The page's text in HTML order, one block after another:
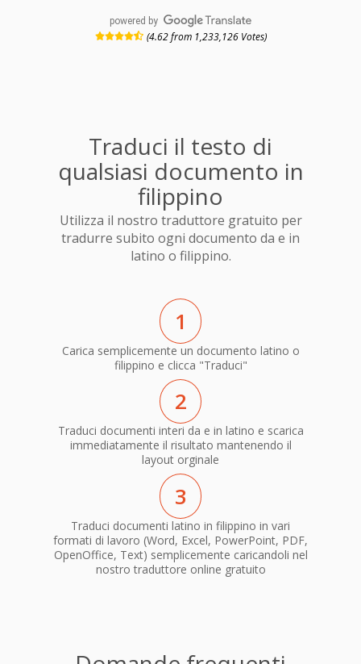
powered by
(4.62 from 1,233,126 Votes)
Traduci il testo di
qualsiasi documento in
filippino
Utilizza il nostro traduttore gratuito per
tradurre subito ogni documento da e in
latino o filippino.
1
Carica semplicemente un documento latino o
filippino e clicca "Traduci"
2
Traduci documenti interi da e in latino e scarica
immediatamente il risultato mantenendo il
layout orginale
3
Traduci documenti latino in filippino in vari
formati di lavoro (Word, Excel, PowerPoint, PDF,
OpenOffice, Text) semplicemente caricandoli nel
nostro traduttore online gratuito